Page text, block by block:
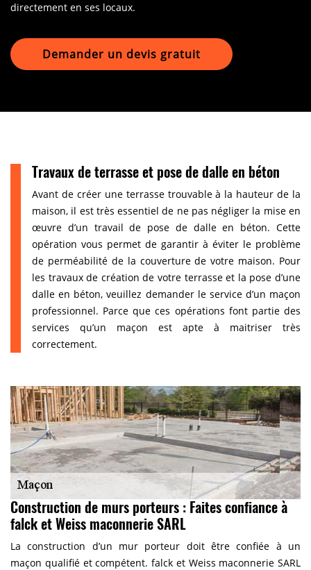
directement en ses locaux.
Demander un devis gratuit
Travaux de terrasse et pose de dalle en béton
Avant de créer une terrasse trouvable à la hauteur de la
maison, il est très essentiel de ne pas négliger la mise en
œuvre d’un travail de pose de dalle en béton. Cette
opération vous permet de garantir à éviter le problème
de perméabilité de la couverture de votre maison. Pour
les travaux de création de votre terrasse et la pose d’une
dalle en béton, veuillez demander le service d’un maçon
professionnel. Parce que ces opérations font partie des
services qu’un maçon est apte à maitriser très
correctement.
Construction de murs porteurs : Faites confiance à
falck et Weiss maconnerie SARL
La construction d’un mur porteur doit être confiée à un
maçon qualifié et compétent. falck et Weiss maconnerie SARL